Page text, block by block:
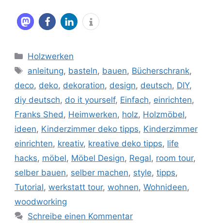
Kategorien
Holzwerken
Schlagwörter
anleitung, basteln, bauen, Bücherschrank,
deco, deko, dekoration, design, deutsch, DIY,
diy deutsch, do it yourself, Einfach, einrichten,
Franks Shed, Heimwerken, holz, Holzmöbel,
ideen, Kinderzimmer deko tipps, Kinderzimmer
einrichten, kreativ, kreative deko tipps, life
hacks, möbel, Möbel Design, Regal, room tour,
selber bauen, selber machen, style, tipps,
Tutorial, werkstatt tour, wohnen, Wohnideen,
woodworking
Schreibe einen Kommentar